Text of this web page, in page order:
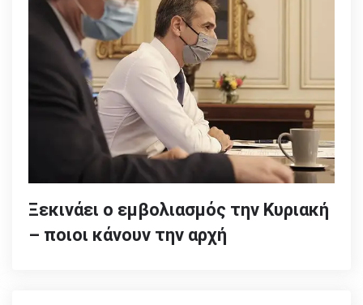
Ξεκινάει ο εμβολιασμός την Κυριακή
– ποιοι κάνουν την αρχή